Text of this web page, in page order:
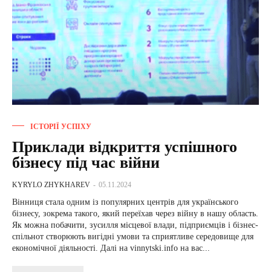
ІСТОРІЇ УСПІХУ
Приклади відкриття успішного
бізнесу під час війни
KYRYLO ZHYKHAREV - 05.11.2024
Вінниця стала одним із популярних центрів для українського
бізнесу, зокрема такого, який переїхав через війну в нашу область.
Як можна побачити, зусилля місцевої влади, підприємців і бізнес-
спільнот створюють вигідні умови та сприятливе середовище для
економічної діяльності. Далі на vinnytski.info на вас...